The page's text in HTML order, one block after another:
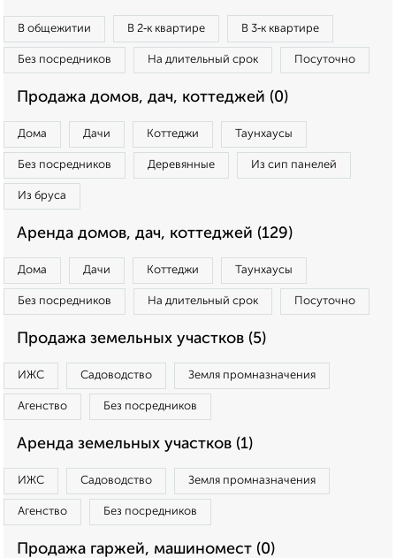
В общежитии В 2‑к квартире В 3‑к квартире
Без посредников На длительный срок Посуточно
Продажа домов, дач, коттеджей (0)
Дома Дачи Коттеджи Таунхаусы
Без посредников Деревянные Из сип панелей
Из бруса
Аренда домов, дач, коттеджей (129)
Дома Дачи Коттеджи Таунхаусы
Без посредников На длительный срок Посуточно
Продажа земельных участков (5)
ИЖС Садоводство Земля промназначения
Агенство Без посредников
Аренда земельных участков (1)
ИЖС Садоводство Земля промназначения
Агенство Без посредников
Продажа гаржей, машиномест (0)